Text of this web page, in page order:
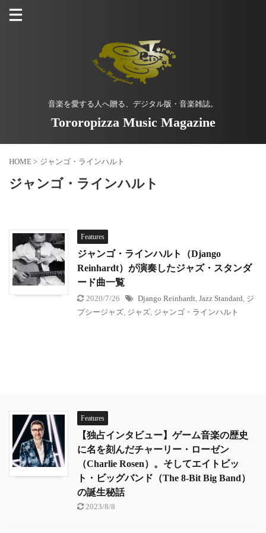
音楽を愛する人へ贈る、デジタル版・音楽雑誌。
Tororopizza Music Magazine
HOME > ジャンゴ・ラインハルト
ジャンゴ・ラインハルト
Features
ジャンゴ・ラインハルト（Django
Reinhardt）が演奏したジャズ・スタンダ
ード曲一覧
2020/7/26 Django Reinhardt Jazz Standard ジ
プシージャズ ジャズ ジャンゴ・ラインハルト
Features
【独占インタビュー】ゲーム音楽の歴史
に名を刻んだチャーリー・ローゼン
（Charlie Rosen）。そしてエイトビッ
ト・ビッグバンド（The 8-Bit Big Band）
の誕生秘話
2023/8/8